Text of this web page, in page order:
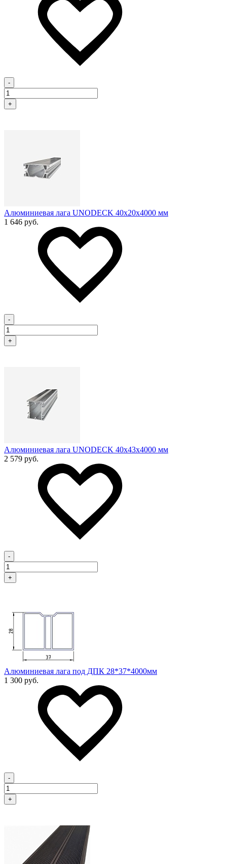
-
+
Алюминиевая лага UNODECK 40х20x4000 мм
1 646 руб.
-
+
Алюминиевая лага UNODECK 40х43x4000 мм
2 579 руб.
-
+
Алюминиевая лага под ДПК 28*37*4000мм
1 300 руб.
-
+